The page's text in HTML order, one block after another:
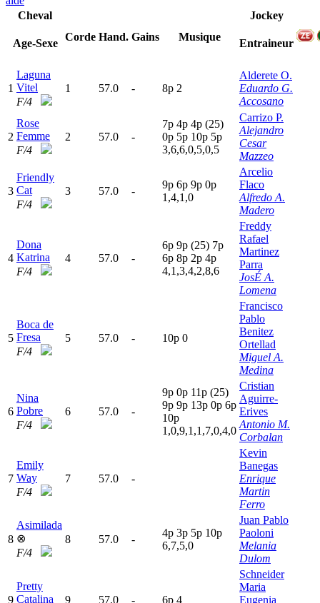
Cheval
Age-Sexe
Corde Hand. Gains Musique
Jockey
Entraineur
1
Laguna
Vitel
F/4
1 57.0 - 8p 2
Alderete O.
Eduardo G.
Accosano
2
Rose
Femme
F/4
2 57.0 -
7p 4p 4p (25)
0p 5p 10p 5p
3,6,6,0,5,0,5
Carrizo P.
Alejandro
Cesar
Mazzeo
3
Friendly
Cat
F/4
3 57.0 -
9p 6p 9p 0p
1,4,1,0
Arcelio
Flaco
Alfredo A.
Madero
4
Dona
Katrina
F/4
4 57.0 -
6p 9p (25) 7p
6p 8p 2p 4p
4,1,3,4,2,8,6
Freddy
Rafael
Martinez
Parra
JosÉ A.
Lomena
5
Boca de
Fresa
F/4
5 57.0 - 10p 0
Francisco
Pablo
Benitez
Ortellad
Miguel A.
Medina
6
Nina
Pobre
F/4
6 57.0 -
9p 0p 11p (25)
9p 9p 13p 0p 6p
10p
1,0,9,1,1,7,0,4,0
Cristian
Aguirre-
Erives
Antonio M.
Corbalan
7
Emily
Way
F/4
7 57.0 -
Kevin
Banegas
Enrique
Martin
Ferro
8
Asimilada
⊗
F/4
8 57.0 -
4p 3p 5p 10p
6,7,5,0
Juan Pablo
Paoloni
Melania
Dulom
9
Pretty
Catalina
9 57.0 - 6p 4
Schneider
Maria
Eugenia